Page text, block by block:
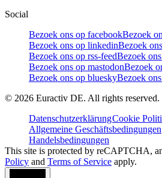
Social
Bezoek ons op facebookBezoek
Bezoek ons op linkedinBezoek
Bezoek ons op rss-feedBezoek
Bezoek ons op mastodonBezoek
Bezoek ons op blueskyBezoek
© 2026 Euractiv DE. All rights reserved.
DatenschutzerklärungCookie
Allgemeine Geschäftsbedingungen
Handelsbedingungen
This site is protected by reCAPTCHA,
Policy and Terms of Service apply.